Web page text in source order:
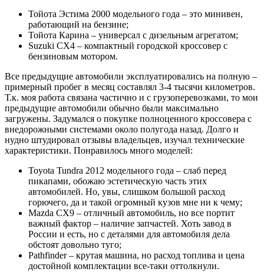
Тойота Эстима 2000 модельного года – это минивен,
работающий на бензине;
Тойота Карина – универсал с дизельным агрегатом;
Suzuki CX4 – компактный городской кроссовер с
бензиновым мотором.
Все предыдущие автомобили эксплуатировались на полную –
примерный пробег в месяц составлял 3-4 тысячи километров.
Т.к. моя работа связана частично и с грузоперевозками, то мои
предыдущие автомобили обычно были максимально
загружены. Задумался о покупке полноценного кроссовера с
внедорожными системами около полугода назад. Долго и
нудно штудировал отзывы владельцев, изучал технические
характеристики. Понравилось много моделей:
Toyota Tundra 2012 модельного года – слаб перед
пикапами, обожаю эстетическую часть этих
автомобилей. Но, увы, слишком большой расход
горючего, да и такой огромный кузов мне ни к чему;
Mazda CX9 – отличный автомобиль, но все портит
важный фактор – наличие запчастей. Хоть завод в
России и есть, но с деталями для автомобиля дела
обстоят довольно туго;
Pathfinder – крутая машина, но расход топлива и цена
достойной комплектации все-таки оттолкнули.